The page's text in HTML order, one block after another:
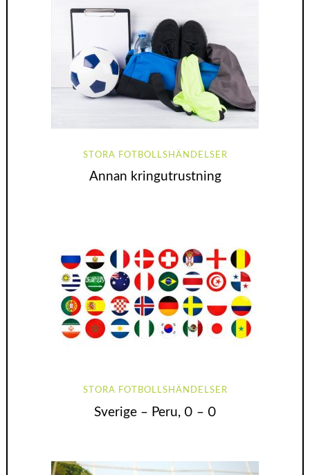
STORA FOTBOLLSHÄNDELSER
Annan kringutrustning
STORA FOTBOLLSHÄNDELSER
Sverige – Peru, 0 – 0